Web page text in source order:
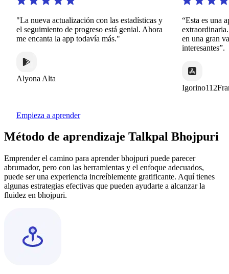
"La nueva actualización con las estadísticas y
el seguimiento de progreso está genial. Ahora
me encanta la app todavía más."
Alyona Alta
“Esta es una
extraordinaria.
en una gran
interesantes”.
Igorino112France
Empieza a aprender
Método de aprendizaje Talkpal Bhojpuri
Emprender el camino para aprender bhojpuri puede parecer
abrumador, pero con las herramientas y el enfoque adecuados,
puede ser una experiencia increíblemente gratificante. Aquí tienes
algunas estrategias efectivas que pueden ayudarte a alcanzar la
fluidez en bhojpuri.